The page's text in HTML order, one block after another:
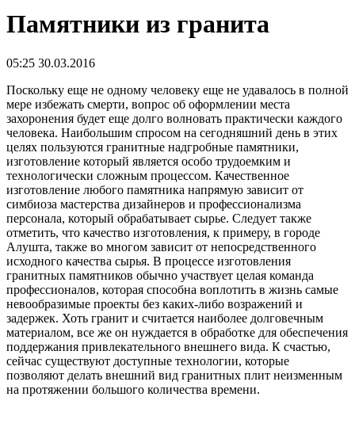
Памятники из гранита
05:25 30.03.2016
Поскольку еще не одному человеку еще не удавалось в полной
мере избежать смерти, вопрос об оформлении места
захоронения будет еще долго волновать практически каждого
человека. Наибольшим спросом на сегодняшний день в этих
целях пользуются гранитные надгробные памятники,
изготовление который является особо трудоемким и
технологически сложным процессом. Качественное
изготовление любого памятника напрямую зависит от
симбиоза мастерства дизайнеров и профессионализма
персонала, который обрабатывает сырье. Следует также
отметить, что качество изготовления, к примеру, в городе
Алушта, также во многом зависит от непосредственного
исходного качества сырья. В процессе изготовления
гранитных памятников обычно участвует целая команда
профессионалов, которая способна воплотить в жизнь самые
невообразимые проекты без каких-либо возражений и
задержек. Хоть гранит и считается наиболее долговечным
материалом, все же он нуждается в обработке для обеспечения
поддержания привлекательного внешнего вида. К счастью,
сейчас существуют доступные технологии, которые
позволяют делать внешний вид гранитных плит неизменным
на протяжении большого количества времени.